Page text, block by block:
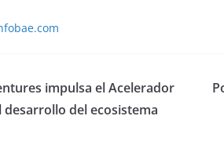
impulsa el Acelerador
desarrollo del ecosistema